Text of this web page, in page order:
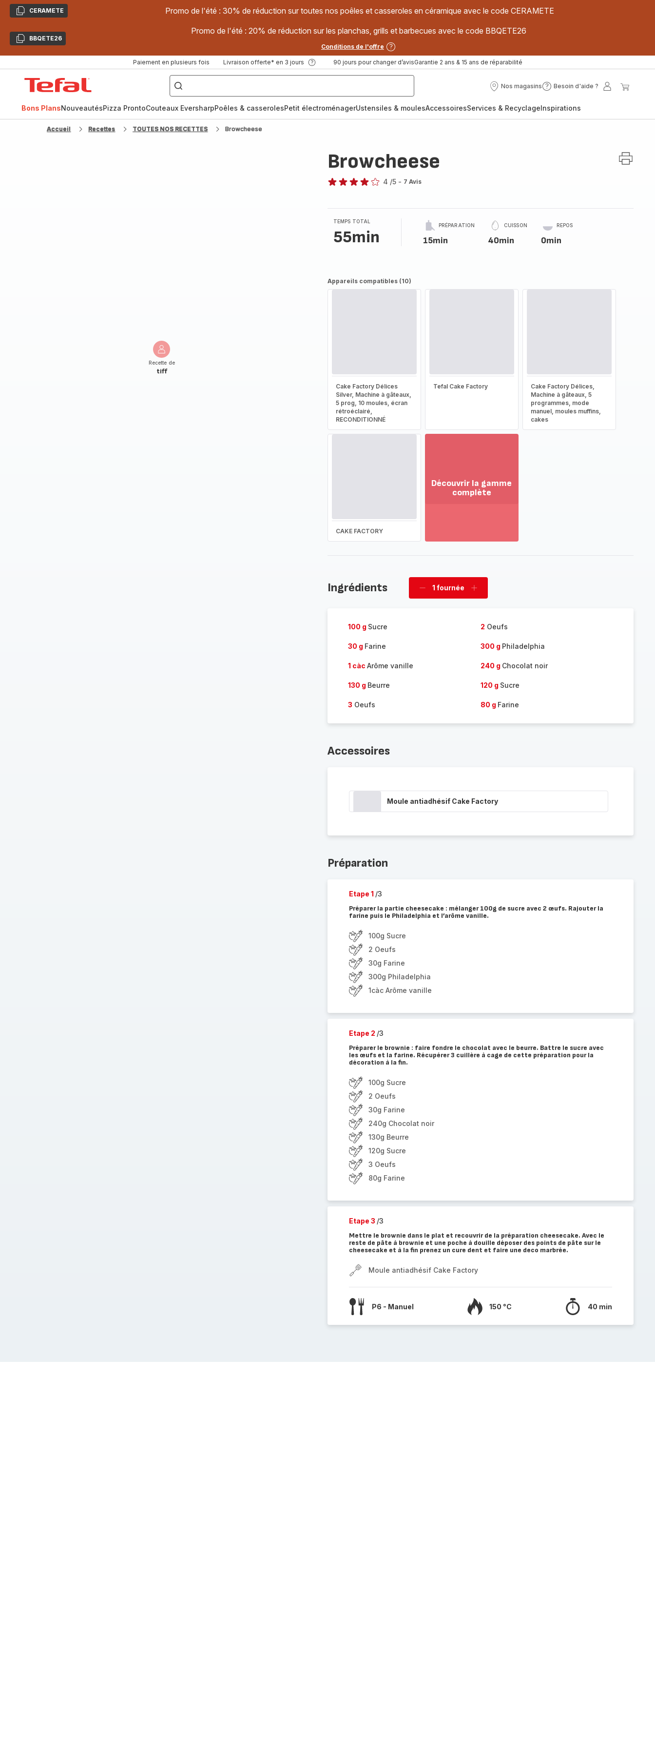
CopierCERAMETE Promo de l'été : 30% de réduction sur toutes nos poêles et casseroles en céramique avec le code CERAMETE
CopierBBQETE26
Promo de l'été : 20% de réduction sur les planchas, grills et barbecues avec le code BBQETE26
Conditions de l'offre
Paiement en plusieurs fois Livraison offerte* en 3 jours 90 jours pour changer d’avisGarantie 2 ans & 15 ans de réparabilité
["Poêles
inox,
Cake
Factory,
Nos magasins
Nos
Besoin d'aide ?
Besoin
?
Mon
Bons PlansNouveautésPizza ProntoCouteaux EversharpPoêles & casserolesPetit électroménagerUstensiles & moulesAccessoiresServices & RecyclageInspirations
Accueil Recettes TOUTES NOS RECETTES Browcheese
Recette de
tiff
Browcheese
étoiles
(moyenne)
4 /5 - 7 Avis
TEMPS TOTAL
55min
PRÉPARATION
15min
CUISSON
40min
REPOS
0min
Appareils compatibles (10)
Cake Factory Délices
Silver, Machine à gâteaux,
5 prog, 10 moules, écran
rétroéclairé,
RECONDITIONNÉ
Tefal Cake Factory
Cake Factory Délices,
Machine à gâteaux, 5
programmes, mode
manuel, moules muffins,
cakes
CAKE FACTORY
Découvrir la gamme
complète
la
Ingrédients
Supprimer
1 fournée
Ajouter
100 g Sucre 2 Oeufs
30 g Farine 300 g Philadelphia
1 càc Arôme vanille 240 g Chocolat noir
130 g Beurre 120 g Sucre
3 Oeufs 80 g Farine
Accessoires
Moule antiadhésif Cake Factory
Préparation
Etape 1 /3
Préparer la partie cheesecake : mélanger 100g de sucre avec 2 œufs. Rajouter la
farine puis le Philadelphia et l’arôme vanille.
100g Sucre
2 Oeufs
30g Farine
300g Philadelphia
1càc Arôme vanille
Etape 2 /3
Préparer le brownie : faire fondre le chocolat avec le beurre. Battre le sucre avec
les œufs et la farine. Récupérer 3 cuillère à cage de cette préparation pour la
décoration à la fin.
100g Sucre
2 Oeufs
30g Farine
240g Chocolat noir
130g Beurre
120g Sucre
3 Oeufs
80g Farine
Etape 3 /3
Mettre le brownie dans le plat et recouvrir de la préparation cheesecake. Avec le
reste de pâte à brownie et une poche à douille déposer des points de pâte sur le
cheesecake et à la fin prenez un cure dent et faire une deco marbrée.
Moule antiadhésif Cake Factory
P6 - Manuel 150 °C 40 min